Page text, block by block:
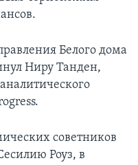
Белого дома
Ниру Танден,
советников
Роуз, в